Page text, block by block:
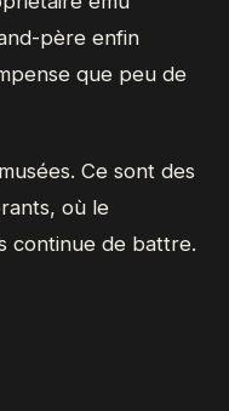
père enfin
que peu de
Ce sont des
où le
continue de battre.